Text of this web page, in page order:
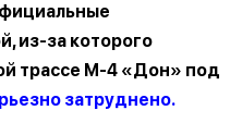
из-за которого
трассе М-4 «Дон» под
затруднено.